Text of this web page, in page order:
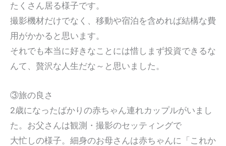
たくさん居る様子です。
撮影機材だけでなく、移動や宿泊を含めれば結構な費
用がかかると思います。
それでも本当に好きなことには惜しまず投資できるな
んて、贅沢な人生だな～と思いました。
③旅の良さ
2歳になったばかりの赤ちゃん連れカップルがいまし
た。お父さんは観測・撮影のセッティングで
大忙しの様子。細身のお母さんは赤ちゃんに「これか